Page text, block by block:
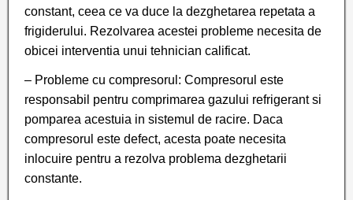
constant, ceea ce va duce la dezghetarea repetata a
frigiderului. Rezolvarea acestei probleme necesita de
obicei interventia unui tehnician calificat.
– Probleme cu compresorul: Compresorul este
responsabil pentru comprimarea gazului refrigerant si
pomparea acestuia in sistemul de racire. Daca
compresorul este defect, acesta poate necesita
inlocuire pentru a rezolva problema dezghetarii
constante.